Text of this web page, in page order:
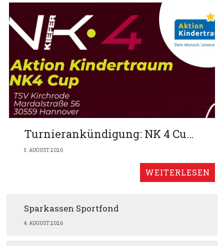
Turnierankündigung: NK 4 Cup am 13.9. auf unserer Anlage
5. AUGUST 2026
Sparkassen Sportfond
4. AUGUST 2026